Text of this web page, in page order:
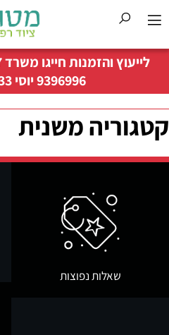
לייעוץ והזמנות חייגו משרד
9396996יוסי
קטגוריה משנית
שאלות נפוצות